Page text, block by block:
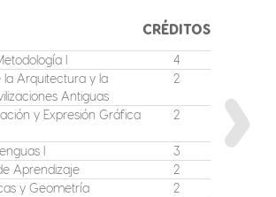
CRÉDITOS
I
4
la Arquitectura y la
Antiguas
2
y Expresión Gráfica
2
I
3
Aprendizaje
2
y Geometría
2
Ciudad:
II